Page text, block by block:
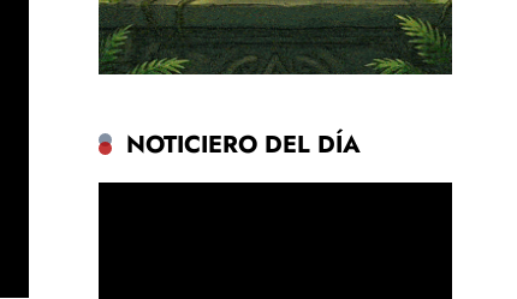
NOTICIERO DEL DÍA